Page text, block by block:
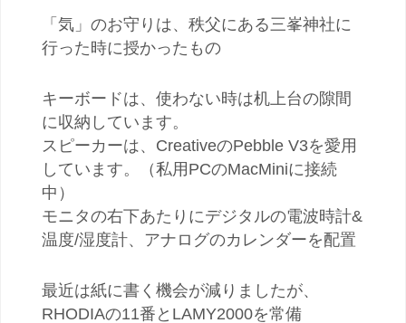
「気」のお守りは、秩父にある三峯神社に
行った時に授かったもの
キーボードは、使わない時は机上台の隙間
に収納しています。
スピーカーは、CreativeのPebble V3を愛用
しています。（私用PCのMacMiniに接続
中）
モニタの右下あたりにデジタルの電波時計&
温度/湿度計、アナログのカレンダーを配置
最近は紙に書く機会が減りましたが、
RHODIAの11番とLAMY2000を常備